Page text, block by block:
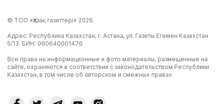
© ТОО «Қазақ газеттері» 2026.
Адрес: Республика Казахстан, г. Астана, ул. Газеты Егемен Казахстан
5/13. БИН: 060640001476
Все права на информационные и фото материалы, размещенные на
сайте, охраняются в соответствии с законодательством Республики
Казахстан, в том числе об авторском и смежных правах